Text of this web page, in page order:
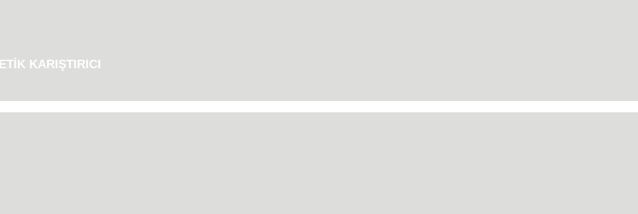
KARIŞTIRICI